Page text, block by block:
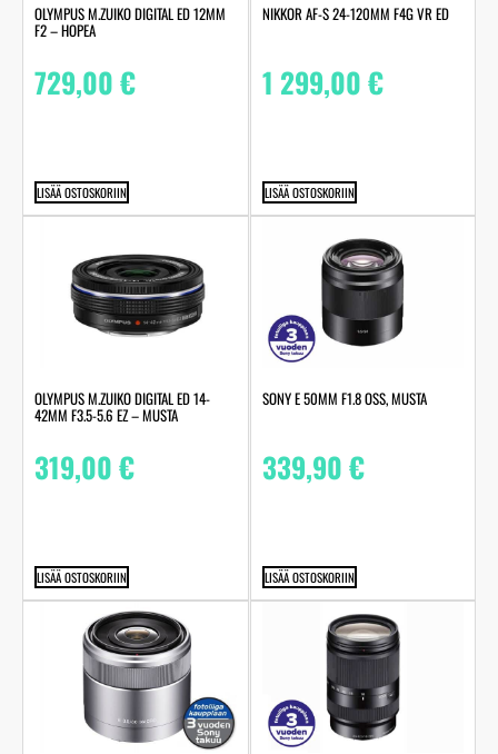
OLYMPUS M.ZUIKO DIGITAL ED 12MM
F2 – HOPEA
729,00€
LISÄÄ OSTOSKORIIN
NIKKOR AF-S 24-120MM F4G VR ED
1 299,00€
LISÄÄ OSTOSKORIIN
OLYMPUS M.ZUIKO DIGITAL ED 14-
42MM F3.5-5.6 EZ – MUSTA
319,00€
LISÄÄ OSTOSKORIIN
SONY E 50MM F1.8 OSS, MUSTA
339,90€
LISÄÄ OSTOSKORIIN